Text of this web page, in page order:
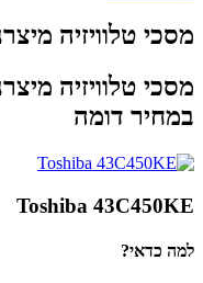
מסכי טלוויזיה
מסכי טלוויזיה
במחיר דומה
Toshiba 43C450KE
למה כדאי?